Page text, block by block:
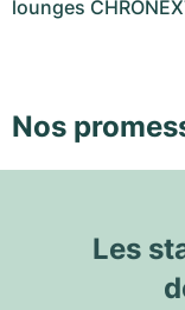
lounges
Nos
Les